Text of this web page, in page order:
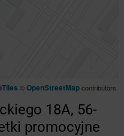
©OpenStreetMapcontributors
18A, 56-
promocyjne